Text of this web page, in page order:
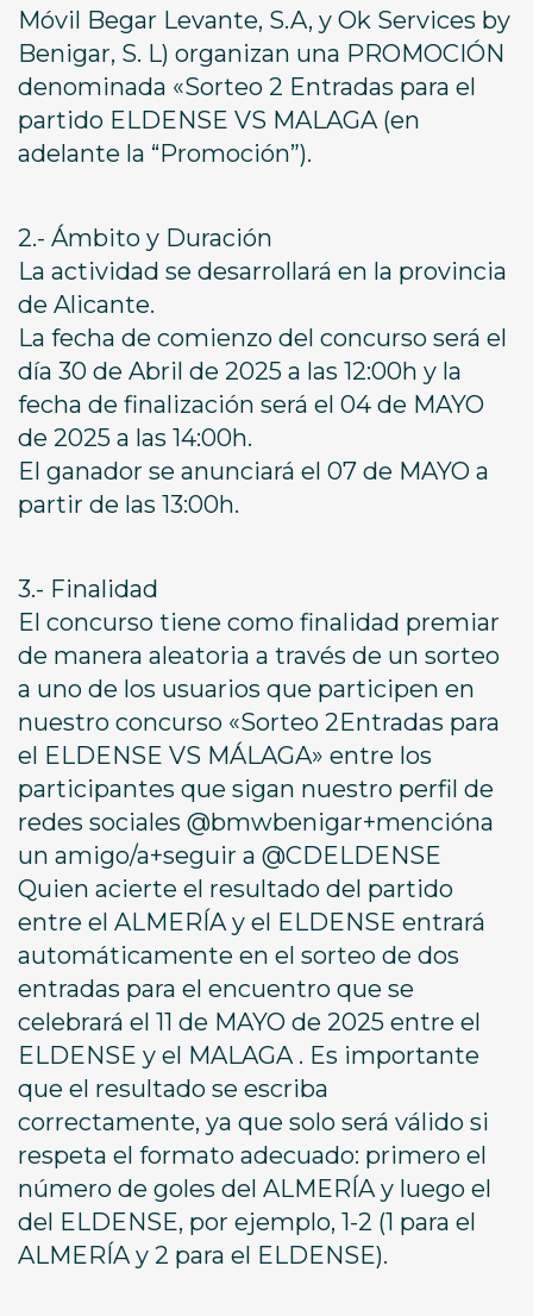
Móvil Begar Levante, S.A, y Ok Services by
Benigar, S. L) organizan una PROMOCIÓN
denominada «Sorteo 2 Entradas para el
partido ELDENSE VS MALAGA (en
adelante la “Promoción”).
2.- Ámbito y Duración
La actividad se desarrollará en la provincia
de Alicante.
La fecha de comienzo del concurso será el
día 30 de Abril de 2025 a las 12:00h y la
fecha de finalización será el 04 de MAYO
de 2025 a las 14:00h.
El ganador se anunciará el 07 de MAYO a
partir de las 13:00h.
3.- Finalidad
El concurso tiene como finalidad premiar
de manera aleatoria a través de un sorteo
a uno de los usuarios que participen en
nuestro concurso «Sorteo 2Entradas para
el ELDENSE VS MÁLAGA» entre los
participantes que sigan nuestro perfil de
redes sociales @bmwbenigar+mencióna
un amigo/a+seguir a @CDELDENSE
Quien acierte el resultado del partido
entre el ALMERÍA y el ELDENSE entrará
automáticamente en el sorteo de dos
entradas para el encuentro que se
celebrará el 11 de MAYO de 2025 entre el
ELDENSE y el MALAGA . Es importante
que el resultado se escriba
correctamente, ya que solo será válido si
respeta el formato adecuado: primero el
número de goles del ALMERÍA y luego el
del ELDENSE, por ejemplo, 1-2 (1 para el
ALMERÍA y 2 para el ELDENSE).